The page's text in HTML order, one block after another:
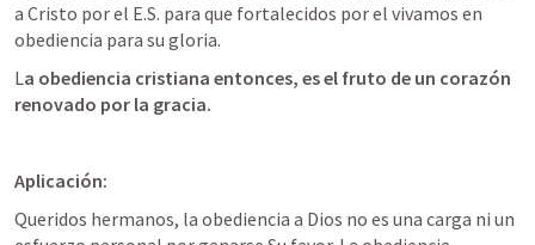
a Cristo por el E.S. para que fortalecidos por el vivamos en
obediencia para su gloria.
La obediencia cristiana entonces, es el fruto de un corazón
renovado por la gracia.
Aplicación:
Queridos hermanos, la obediencia a Dios no es una carga ni un